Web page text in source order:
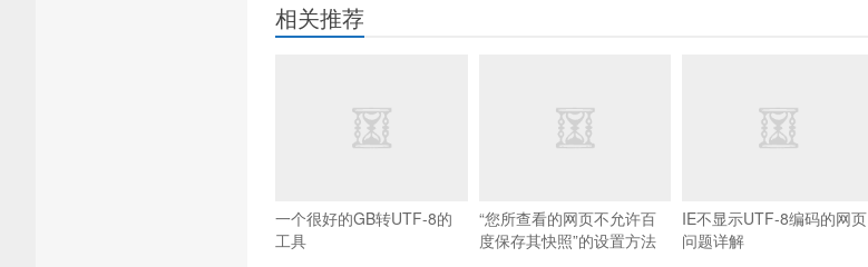
相关推荐
一个很好的GB转UTF-8的
工具
“您所查看的网页不允许百
度保存其快照”的设置方法
IE不显示UTF-8编码的网页
问题详解